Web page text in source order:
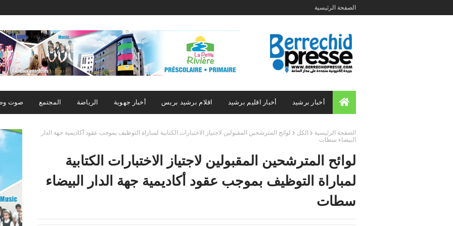
الصفحة الرئيسية
أخبار برشيد أخبار اقليم برشيد اقلام برشيد بريس أخبار جهوية الرياضة المجتمع صوت
الصفحة الرئيسية الكل
لوائح المترشحين المقبولين لاجتياز الاختبارات الكتابية لمباراة التوظيف بموجب عقود أكاديمية جهة الدار
البيضاء سطات
لوائح المترشحين المقبولين لاجتياز الاختبارات الكتابية
لمباراة التوظيف بموجب عقود أكاديمية جهة الدار البيضاء
سطات